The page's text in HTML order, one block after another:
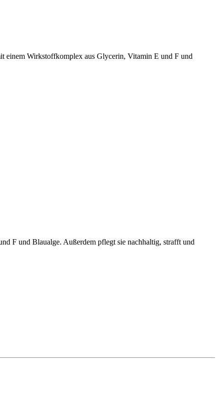
einem Wirkstoffkomplex aus Glycerin, Vitamin E und F und
F und Blaualge. Außerdem pflegt sie nachhaltig, strafft und